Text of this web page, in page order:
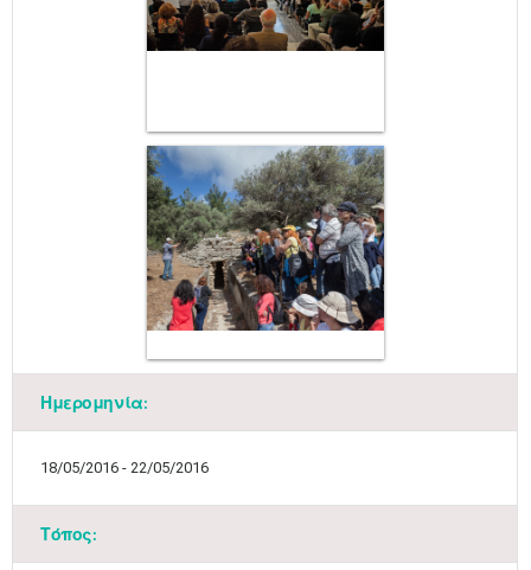
Ημερομηνία:
18/05/2016 - 22/05/2016
Τόπος: